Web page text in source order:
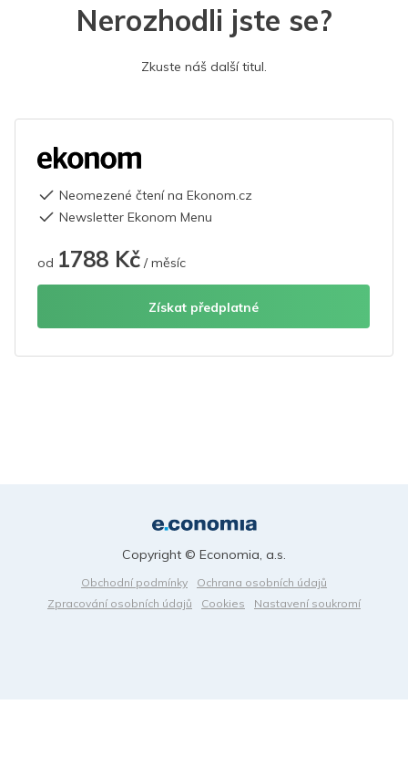
Nerozhodli jste se?
Zkuste náš další titul.
Neomezené čtení na Ekonom.cz
Newsletter Ekonom Menu
od 1788 Kč / měsíc
Získat předplatné
Obchodní podmínky
Ochrana osobních údajů
Zpracování osobních údajů
Cookies Nastavení soukromí
Copyright © Economia, a.s.